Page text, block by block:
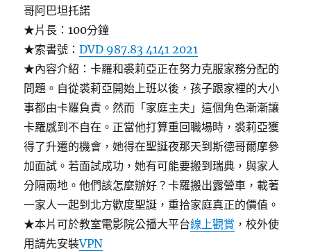
哥阿巴坦托諾
★片長：100分鐘
★索書號：DVD 987.83 4141 2021
★內容介紹：卡羅和裘莉亞正在努力克服家務分配的
問題。自從裘莉亞開始上班以後，孩子跟家裡的大小
事都由卡羅負責。然而「家庭主夫」這個角色漸漸讓
卡羅感到不自在。正當他打算重回職場時，裘莉亞獲
得了升遷的機會，她得在聖誕夜那天到斯德哥爾摩參
加面試。若面試成功，她有可能要搬到瑞典，與家人
分隔兩地。他們該怎麼辦好？卡羅搬出露營車，載著
一家人一起到北方歡度聖誕，重拾家庭真正的價值。
★本片可於教室電影院公播大平台線上觀賞 ，校外使
用請先安裝VPN